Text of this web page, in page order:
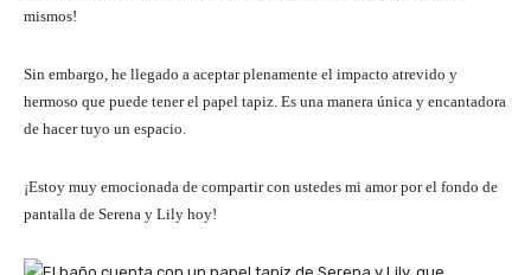
mismos!
Sin embargo, he llegado a aceptar plenamente el impacto atrevido y
hermoso que puede tener el papel tapiz. Es una manera única y encantadora
de hacer tuyo un espacio.
¡Estoy muy emocionada de compartir con ustedes mi amor por el fondo de
pantalla de Serena y Lily hoy!